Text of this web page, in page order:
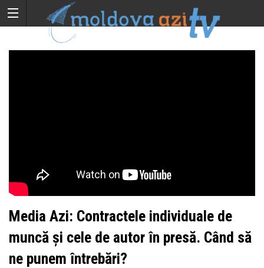
Media Azi: Contractele individuale de
muncă și cele de autor în presă. Când să
ne punem întrebări?